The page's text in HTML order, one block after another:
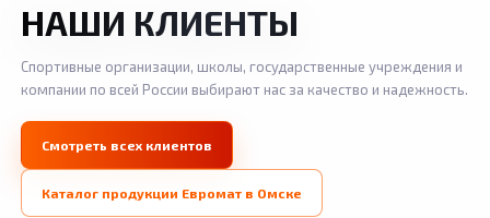
НАШИ КЛИЕНТЫ
Спортивные организации, школы, государственные учреждения и
компании по всей России выбирают нас за качество и надежность.
Смотреть всех клиентов
Каталог продукции Евромат в Омске